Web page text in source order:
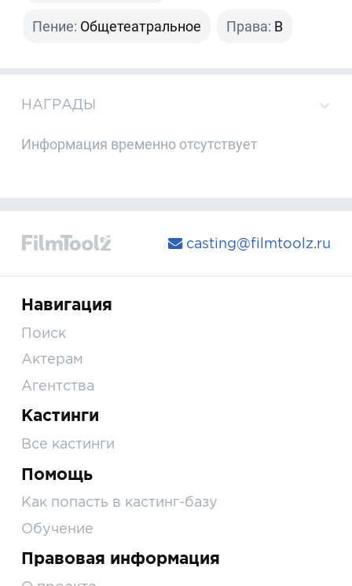
Пение: Общетеатральное Права: B
НАГРАДЫ
Информация временно отсутствует
casting@filmtoolz.ru
Навигация
Поиск
Актерам
Агентства
Кастинги
Все кастинги
Помощь
Как попасть в кастинг-базу
Обучение
Правовая информация